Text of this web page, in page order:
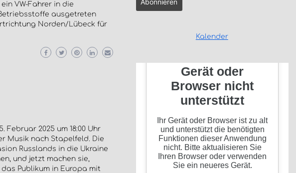
VW-Fahrer in die
ausgetreten
Norden/Lübeck für
2025 um 18:00 Uhr
Musik nach Stapelfeld. Die
Russlands in die Ukraine
und jetzt machen sie,
Publikum in Europa mit
Kalender